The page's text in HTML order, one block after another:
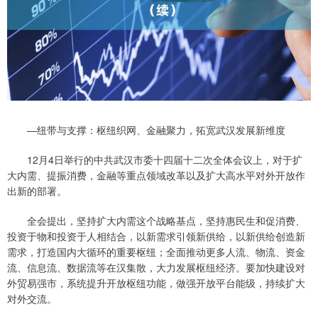
—纽带与支撑：枢纽织网、金融聚力，拓宽武汉发展新维度
12月4日举行的中共武汉市委十四届十二次全体会议上，对于扩
大内需、提振消费，金融等重点领域改革以及扩大高水平对外开放作
出新的部署。
全会提出，坚持扩大内需这个战略基点，坚持惠民生和促消费、
投资于物和投资于人相结合，以新需求引领新供给，以新供给创造新
需求，打造国内大循环的重要枢纽；全面推动更多人流、物流、资金
流、信息流、数据流等在汉集散，大力发展枢纽经济。要加快建设对
外贸易强市，系统提升开放枢纽功能，做强开放平台能级，持续扩大
对外交流。